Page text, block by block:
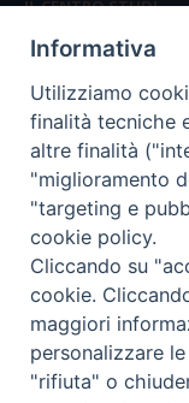
IL CENTRO STUDI
La nostra storia
Statuto
Presidenza e
Consiglio
Coordinamento
COPYRIGHT
Informativa
Utilizziamo
finalità tecniche
altre finalità
"miglioramento
"targeting e
cookie policy.
Cliccando su
cookie.
maggiori
personalizzare
"rifiuta" o